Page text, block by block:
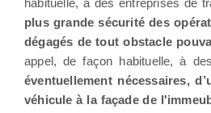
habituelle, à des entreprises de
plus grande sécurité des
dégagés de tout obstacle
appel, de façon habituelle, à
éventuellement nécessaires,
véhicule à la façade de